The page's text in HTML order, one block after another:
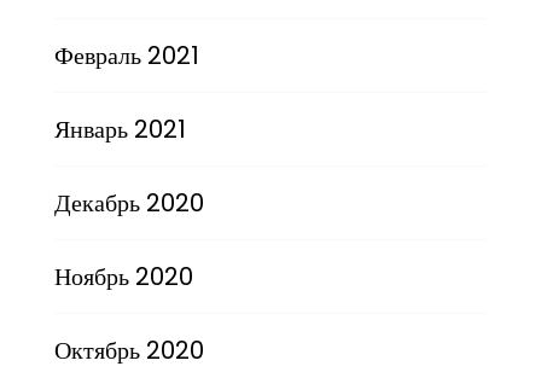
Февраль 2021
Январь 2021
Декабрь 2020
Ноябрь 2020
Октябрь 2020